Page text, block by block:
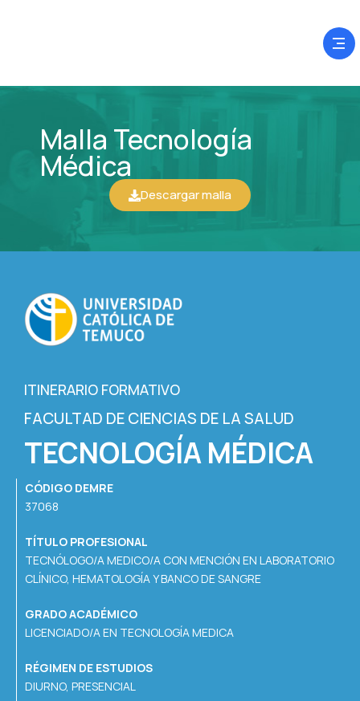
Malla Tecnología
Médica
Descargar malla
ITINERARIO FORMATIVO
FACULTAD DE CIENCIAS DE LA SALUD
TECNOLOGÍA MÉDICA
CÓDIGO DEMRE
37068
TÍTULO PROFESIONAL
TECNÓLOGO/A MEDICO/A CON MENCIÓN EN LABORATORIO
CLÍNICO, HEMATOLOGÍA Y BANCO DE SANGRE
GRADO ACADÉMICO
LICENCIADO/A EN TECNOLOGÍA MEDICA
RÉGIMEN DE ESTUDIOS
DIURNO, PRESENCIAL